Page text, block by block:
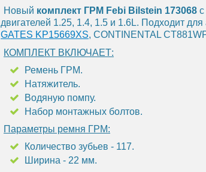
Новый комплект ГРМ Febi Bilstein 173068
двигателей 1.25, 1.4, 1.5 и 1.6L. Подходит
GATES KP15669XS, CONTINENTAL
КОМПЛЕКТ ВКЛЮЧАЕТ:
Ремень ГРМ.
Натяжитель.
Водяную помпу.
Набор монтажных болтов.
Параметры ремня ГРМ:
Количество зубьев - 117.
Ширина - 22 мм.